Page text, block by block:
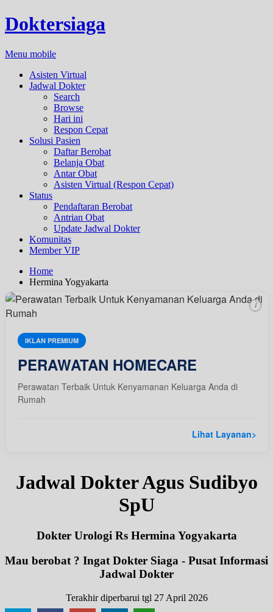
Doktersiaga
Menu mobile
Asisten Virtual
Jadwal Dokter
Search
Browse
Hari ini
Respon Cepat
Solusi Pasien
Daftar Berobat
Belanja Obat
Antar Obat
Asisten Virtual (Respon Cepat)
Status
Pendaftaran Berobat
Antrian Obat
Update Jadwal Dokter
Komunitas
Member VIP
Home
Hermina Yogyakarta
IKLAN PREMIUM
PERAWATAN HOMECARE
Perawatan Terbaik Untuk Kenyamanan Keluarga Anda di
Rumah
Lihat Layanan>
i
Jadwal Dokter Agus Sudibyo
SpU
Dokter Urologi Rs Hermina Yogyakarta
Mau berobat ? Ingat Dokter Siaga - Pusat Informasi
Jadwal Dokter
Terakhir diperbarui tgl 27 April 2026